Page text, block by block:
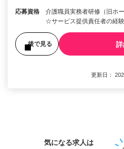
応募資格
介護職員実務者研修（旧ホ
☆サービス提供責任者の経
後で見る
更新日：
気になる求人は